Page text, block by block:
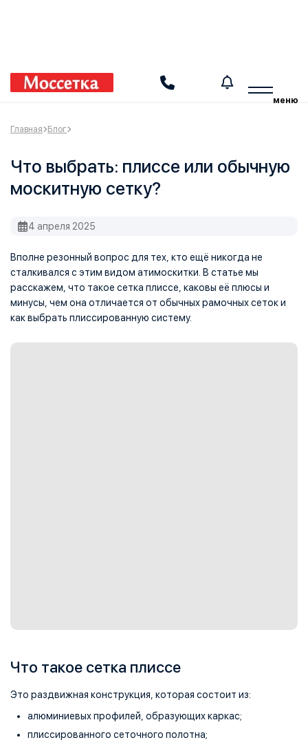
Производим москитные сетки, шторы плиссе и перегородки
меню
Главная Блог
Что выбрать: плиссе или обычную
москитную сетку?
4 апреля 2025
Вполне резонный вопрос для тех, кто ещё никогда не
сталкивался с этим видом атимоскитки. В статье мы
расскажем, что такое сетка плиссе, каковы её плюсы и
минусы, чем она отличается от обычных рамочных сеток и
как выбрать плиссированную систему.
Что такое сетка плиссе
Это раздвижная конструкция, которая состоит из:
алюминиевых профилей, образующих каркас;
плиссированного сеточного полотна;